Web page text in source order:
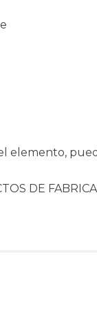
elemento,
DE